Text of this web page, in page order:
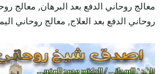
معالج روحاني الدفع بعد البرهان, معالج
روحاني الدفع بعد العلاج, معالج روحاني